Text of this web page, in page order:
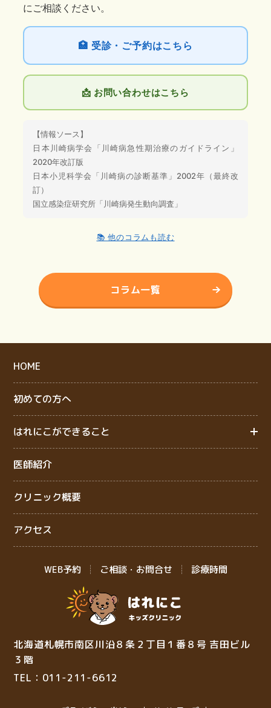
にご相談ください。
🏥 受診・ご予約はこちら
📩 お問い合わせはこちら
【情報ソース】
日本川崎病学会「川崎病急性期治療のガイドライン」
2020年改訂版
日本小児科学会「川崎病の診断基準」2002年（最終改
訂）
国立感染症研究所「川崎病発生動向調査」
📚 他のコラムも読む
コラム一覧
HOME
初めての方へ
はれにこができること
医師紹介
クリニック概要
アクセス
WEB予約 ご相談・お問合せ 診療時間
北海道札幌市南区川沿８条２丁目１番８号 吉田ビル
３階
TEL：011-211-6612